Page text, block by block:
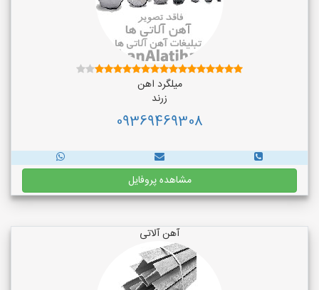
میلگرد اهن
زرند
09369469308
مشاهده پروفایل
آهن آلاتی